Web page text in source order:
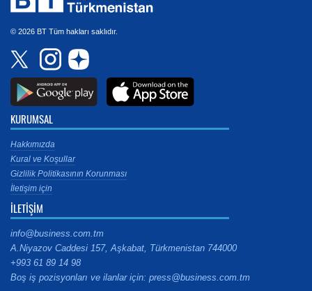
© 2026 BT Tüm hakları saklıdır.
KURUMSAL
Hakkımızda
Kural ve Koşullar
Gizlilik Politikasının Korunması
İletişim için
İLETİŞİM
info@business.com.tm
A.Niyazov Caddesi 157, Aşkabat, Türkmenistan 744000
+993 61 89 14 98
Boş iş pozisyonları ve ilanlar için: press@business.com.tm